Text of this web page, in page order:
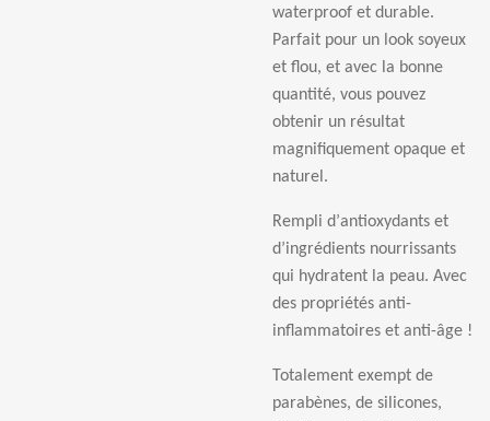
waterproof et durable.
Parfait pour un look soyeux
et flou, et avec la bonne
quantité, vous pouvez
obtenir un résultat
magnifiquement opaque et
naturel.
Rempli d’antioxydants et
d’ingrédients nourrissants
qui hydratent la peau. Avec
des propriétés anti-
inflammatoires et anti-âge !
Totalement exempt de
parabènes, de silicones,